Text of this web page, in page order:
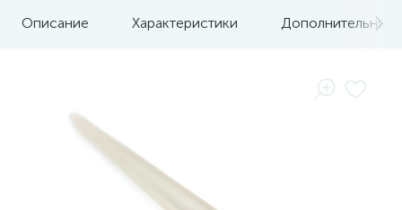
Описание Характеристики Дополнительные